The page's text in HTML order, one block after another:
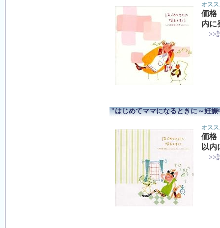
オス
価格
内に
>>
"はじめてママになるときに～妊
オス
価格
以内
>>